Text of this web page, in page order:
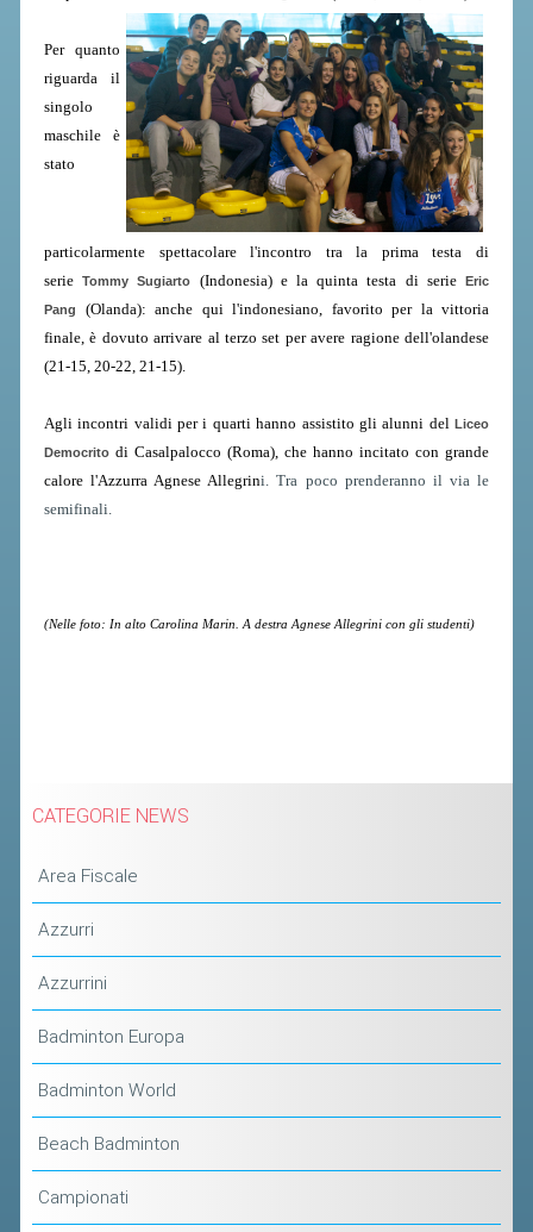
Per quanto
riguarda il
singolo
maschile è
stato
particolarmente spettacolare l'incontro tra la prima testa di
serieTommy Sugiarto (Indonesia) e la quinta testa di serieEric
Pang
(Olanda): anche qui l'indonesiano, favorito per la vittoria
finale, è dovuto arrivare al terzo set per avere ragione dell'olandese
(21-15, 20-22, 21-15).
Agli incontri validi per i quarti hanno assistito gli alunni del Liceo
Democrito di Casalpalocco (Roma), che hanno incitato con grande
calore l'Azzurra Agnese Allegrini. Tra poco prenderanno il via le
semifinali.
(Nelle foto: In alto Carolina Marin. A destra Agnese Allegrini con gli studenti)
CATEGORIE NEWS
Area Fiscale
Azzurri
Azzurrini
Badminton Europa
Badminton World
Beach Badminton
Campionati
AFFILIAZIONE E TESSERAMENTO
QUOTE E TASSE
CONVENZIONI
ACCEDI AL TESSERAMENTO ON
LINE
ASSICURAZIONE
MODULI
AFFILIARE UN ESD
CALENDARIO
COMUNICATI
CLASSIFICHE NAZIONALI
GARE